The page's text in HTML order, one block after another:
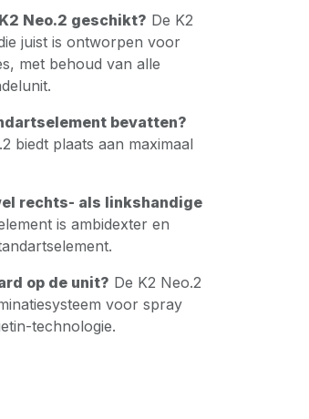
Neo.2 geschikt? De K2
juist is ontworpen voor
met behoud van alle
bevatten?
biedt plaats aan maximaal
rechts- als linkshandige
is ambidexter en
op de unit? De K2 Neo.2
voor spray
technologie.